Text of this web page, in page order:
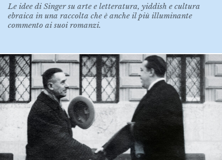
Le idee di Singer su arte e letteratura, yiddish e cultura
ebraica in una raccolta che è anche il più illuminante
commento ai suoi romanzi.